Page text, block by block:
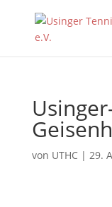
von UTHC| 29.